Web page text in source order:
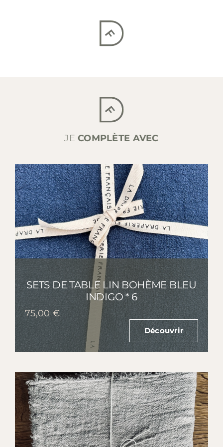
JECOMPLÈTE AVEC
SETS DE TABLE LIN BOHÈME BLEU
INDIGO * 6
75,00 €
Découvrir